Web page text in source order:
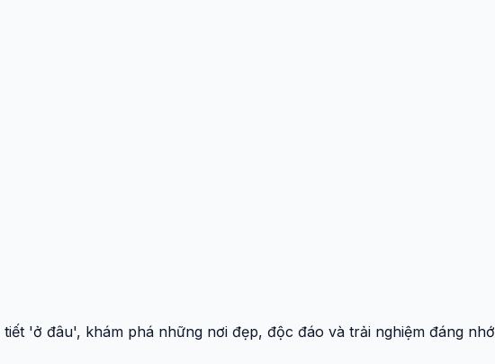
'ở đâu', khám phá những nơi đẹp, độc đáo và trải nghiệm đáng nhớ